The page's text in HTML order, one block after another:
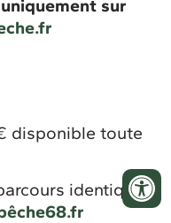
sur
disponible toute
identique